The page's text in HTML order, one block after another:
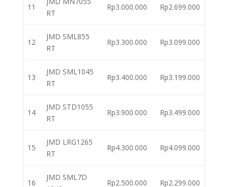
11
RT
Rp3.000.000 Rp2.699.000
12
JMD SML855
RT
Rp3.300.000 Rp3.099.000
13
JMD SML1045
RT
Rp3.400.000 Rp3.199.000
14
JMD STD1055
RT
Rp3.900.000 Rp3.499.000
15
JMD LRG1265
RT
Rp4.300.000 Rp4.099.000
16
JMD SML7D
Rp2.500.000 Rp2.299.000